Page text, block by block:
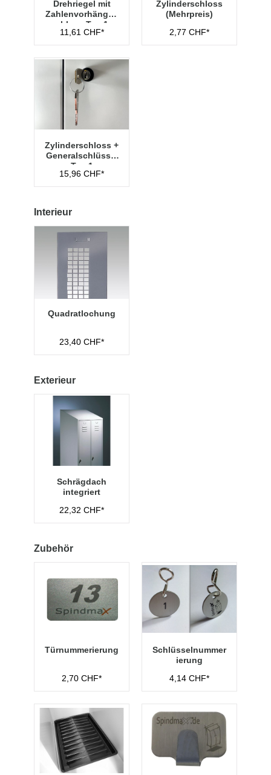
Drehriegel mit
Zahlenvorhänges
chloss Typ 1
11,61 CHF*
Zylinderschloss
(Mehrpreis)
2,77 CHF*
Zylinderschloss +
Generalschlüssel
Typ 1
15,96 CHF*
Interieur
Quadratlochung
23,40 CHF*
Exterieur
Schrägdach
integriert
22,32 CHF*
Zubehör
Türnummerierung
2,70 CHF*
Schlüsselnummer
ierung
4,14 CHF*